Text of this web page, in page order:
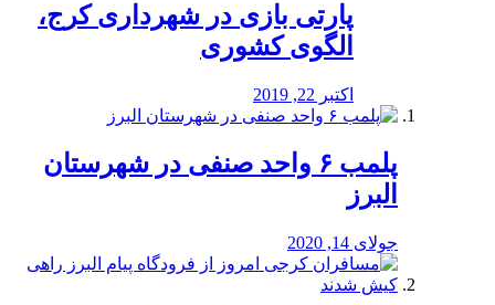
پارتی بازی در شهرداری کرج،
الگوی کشوری
اکتبر 22, 2019
پلمب ۶ واحد صنفی در شهرستان
البرز
جولای 14, 2020